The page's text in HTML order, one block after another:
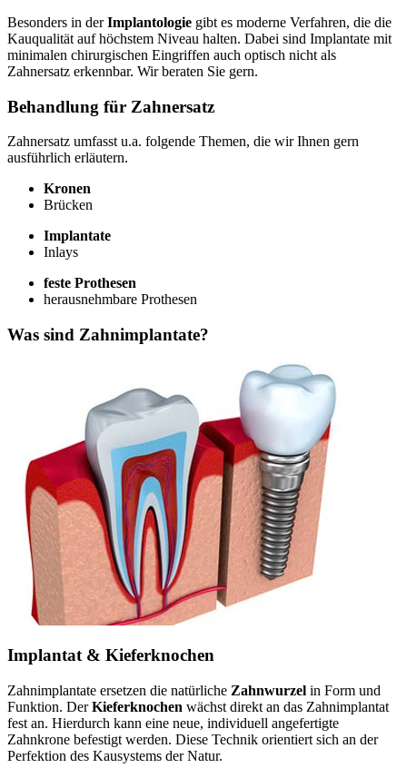
Besonders in derImplantologie gibt es moderne Verfahren, die die
Kauqualität auf höchstem Niveau halten. Dabei sind Implantate mit
minimalen chirurgischen Eingriffen auch optisch nicht als
Zahnersatz erkennbar. Wir beraten Sie gern.
Behandlung für Zahnersatz
Zahnersatz umfasst u.a. folgende Themen, die wir Ihnen gern
ausführlich erläutern.
Kronen
Brücken
Implantate
Inlays
feste Prothesen
herausnehmbare Prothesen
Was sind Zahnimplantate?
Implantat & Kieferknochen
Zahnimplantate ersetzen die natürliche Zahnwurzel in Form und
Funktion. DerKieferknochen wächst direkt an das Zahnimplantat
fest an. Hierdurch kann eine neue, individuell angefertigte
Zahnkrone befestigt werden. Diese Technik orientiert sich an der
Perfektion des Kausystems der Natur.